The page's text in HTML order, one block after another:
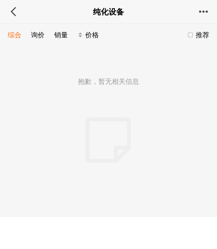
纯化设备
推荐
综合 询价 销量 价格
抱歉，暂无相关信息